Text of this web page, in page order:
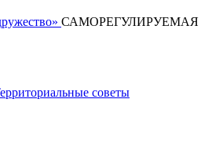
советы